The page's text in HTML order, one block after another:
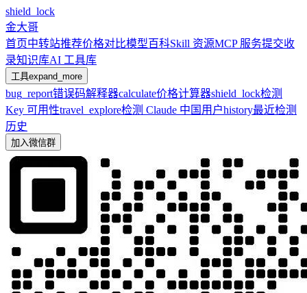
shield_lock
金大哥
首页中转站推荐价格对比模型百科Skill 资源MCP 服务提交收
录知识库AI 工具库
工具expand_more
bug_report错误码解释器calculate价格计算器shield_lock检测
Key 可用性travel_explore检测 Claude 中国用户history最近检测
历史
加入微信群